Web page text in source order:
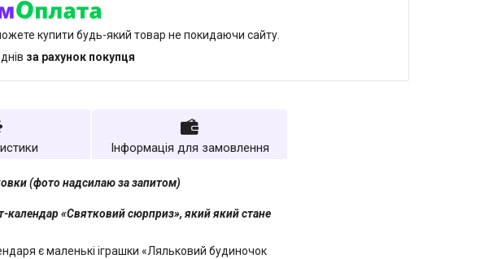
купити будь-який товар не покидаючи сайту.
за рахунок покупця
Інформація для замовлення
(фото надсилаю за запитом)
календар «Святковий сюрприз», який який стане
є маленькі іграшки «Ляльковий будиночок